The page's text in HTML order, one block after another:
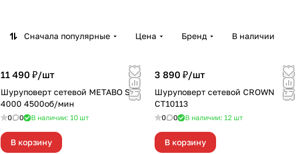
Сначала популярные Цена Бренд В наличии
11 490 ₽/шт
Шуруповерт сетевой METABO SE
4000 4500об/мин
0 0 В наличии: 10 шт
В корзину
3 890 ₽/шт
Шуруповерт сетевой CROWN
CT10113
0 0 В наличии: 12 шт
В корзину